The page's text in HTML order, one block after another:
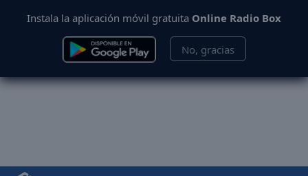
Instala la aplicación móvil gratuita Online Radio Box
No, gracias